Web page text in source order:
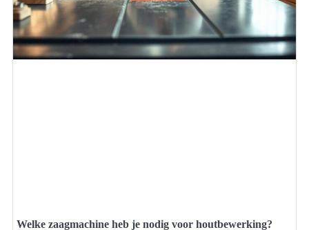
Welke zaagmachine heb je nodig voor houtbewerking?